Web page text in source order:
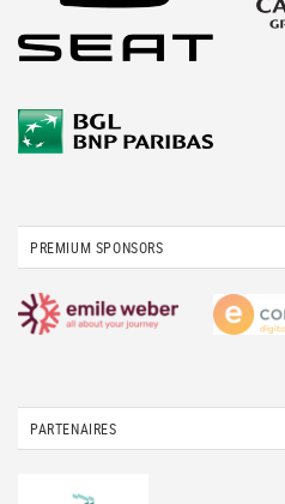
PREMIUM SPONSORS
PARTENAIRES